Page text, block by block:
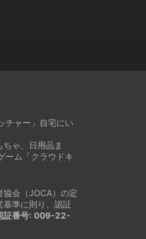
チャー」自宅にい
ゃ、日用品ま
ーム「クラウドキ
協会（JOCA）の定
準に則り、認証
証番号: 009-22-